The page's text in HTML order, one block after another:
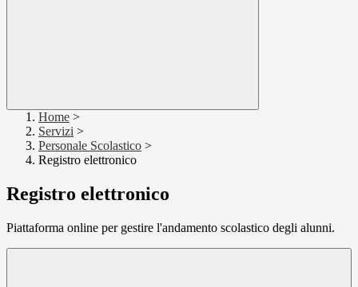
Home >
Servizi >
Personale Scolastico >
Registro elettronico
Registro elettronico
Piattaforma online per gestire l'andamento scolastico degli alunni.